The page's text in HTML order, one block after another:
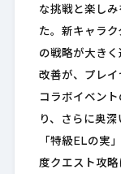
な挑戦と楽し
た。新キャラ
の戦略が大き
改善が、プレ
コラボイベン
り、さらに奥
「特級ELの実
度クエスト攻略